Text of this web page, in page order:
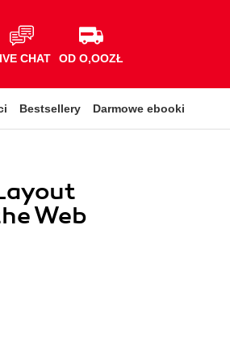
CHAT OD O,OOZŁ
Bestsellery Darmowe ebooki
Web